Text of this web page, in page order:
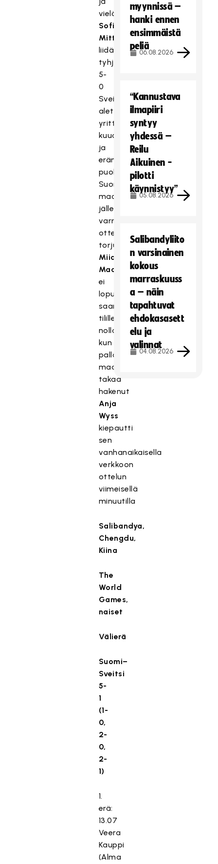
vielä
Sofia
Mittentag
liidätti
tyhjiin
5-
0
Sveitsin
alettua
yrittää
kuudella
ja
erän
puolivälissä.
Suomen
maalissa
jälleen
varmoin
ottein
torjunut
Miia
Maaranen
ei
lopulta
saanut
tililleen
nollapeliä,
kun
pallon
maalin
takaa
hakenut
Anja
Wyss
kiepautti
sen
vanhanaikaisella
verkkoon
ottelun
viimeisellä
minuutilla
Salibandya,
Chengdu,
Kiina
The
World
Games,
naiset
Välierä
Suomi–
Sveitsi
5-
1
(1-
0,
2-
0,
2-
1)
1.
erä:
13.07
Veera
Kauppi
(Alma
myynnissä –
hanki ennen
ensimmäistä
peliä
06.08.2026
“Kannustava
ilmapiiri
syntyy
yhdessä –
Reilu
Aikuinen -
pilotti
käynnistyy”
05.08.2026
Salibandyliito
n varsinainen
kokous
marraskuuss
a – näin
tapahtuvat
ehdokasasett
elu ja
valinnat
04.08.2026